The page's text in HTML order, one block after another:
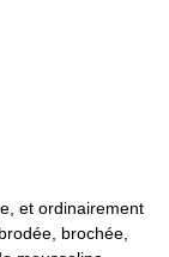
et ordinairement
brochée,